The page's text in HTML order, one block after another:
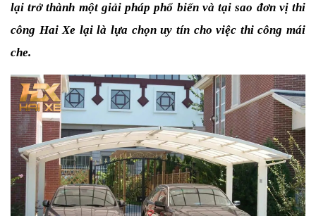
lại trở thành một giải pháp phổ biến và tại sao đơn vị thi
công Hai Xe lại là lựa chọn uy tín cho việc thi công mái
che.